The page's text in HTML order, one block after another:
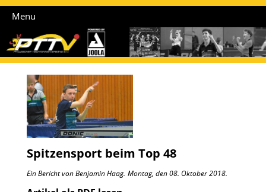
Menu
Spitzensport beim Top 48
Ein Bericht von Benjamin Haag. Montag, den 08. Oktober 2018.